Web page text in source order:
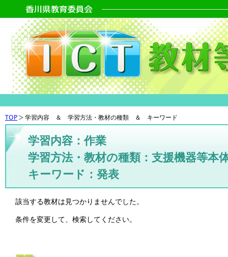
TOP 学習内容 ＆ 学習方法・教材の種類 ＆ キーワード
学習内容：作業
学習方法・教材の種類：支援機器等本
キーワード：発表
該当する教材は見つかりませんでした。
条件を変更して、検索してください。